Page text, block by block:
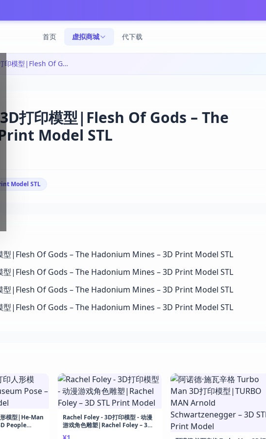
首页 虚拟商城 代下载
神之肉——哈多尼姆矿场 3D打印模型|Flesh Of Gods – The Hadonium Mines – 3D Print Model STL
打印模型|Flesh Of Gods – The
Model STL
Model STL
模型|He-Man
People
Rachel Foley - 3D打印模型 - 动漫
游戏角色雕塑|Rachel Foley – 3D